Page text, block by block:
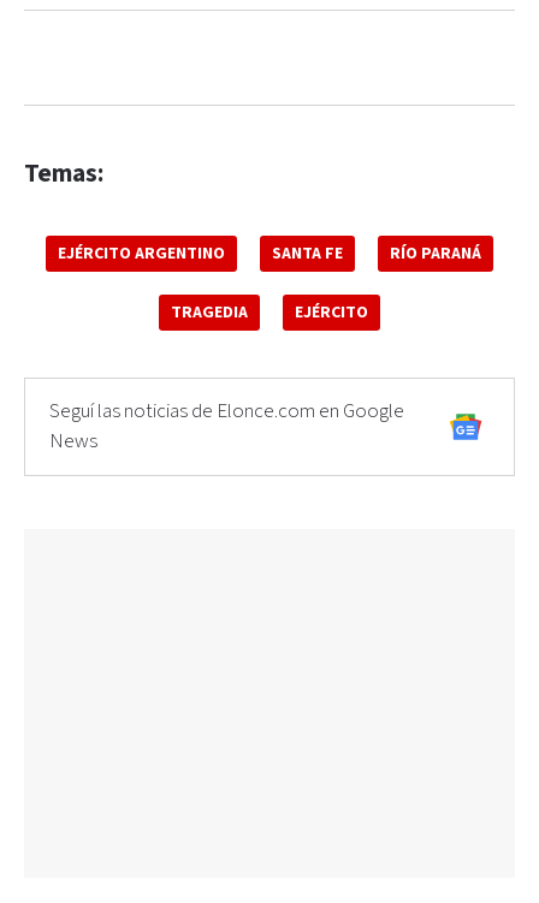
Temas:
EJÉRCITO ARGENTINO SANTA FE RÍO PARANÁ
TRAGEDIA EJÉRCITO
Seguí las noticias de Elonce.com en Google
News